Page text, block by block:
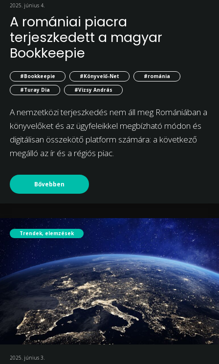
2025. június 4.
A romániai piacra
terjeszkedett a magyar
Bookkeepie
#Bookkeepie #Könyvelő-Net
#románia
#Turay Dia
#Vizsy András
A nemzetközi terjeszkedés nem áll meg Romániában a
könyvelőket és az ügyfeleikkel megbízható módon és
digitálisan összekötő platform számára: a következő
megálló az ír és a régiós piac.
Bővebben
Trendek, elemzések
2025. június 3.